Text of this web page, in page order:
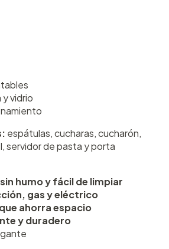
y vidrio
espátulas, cucharas, cucharón,
servidor de pasta y porta
humo y fácil de limpiar
gas y eléctrico
ahorra espacio
y duradero